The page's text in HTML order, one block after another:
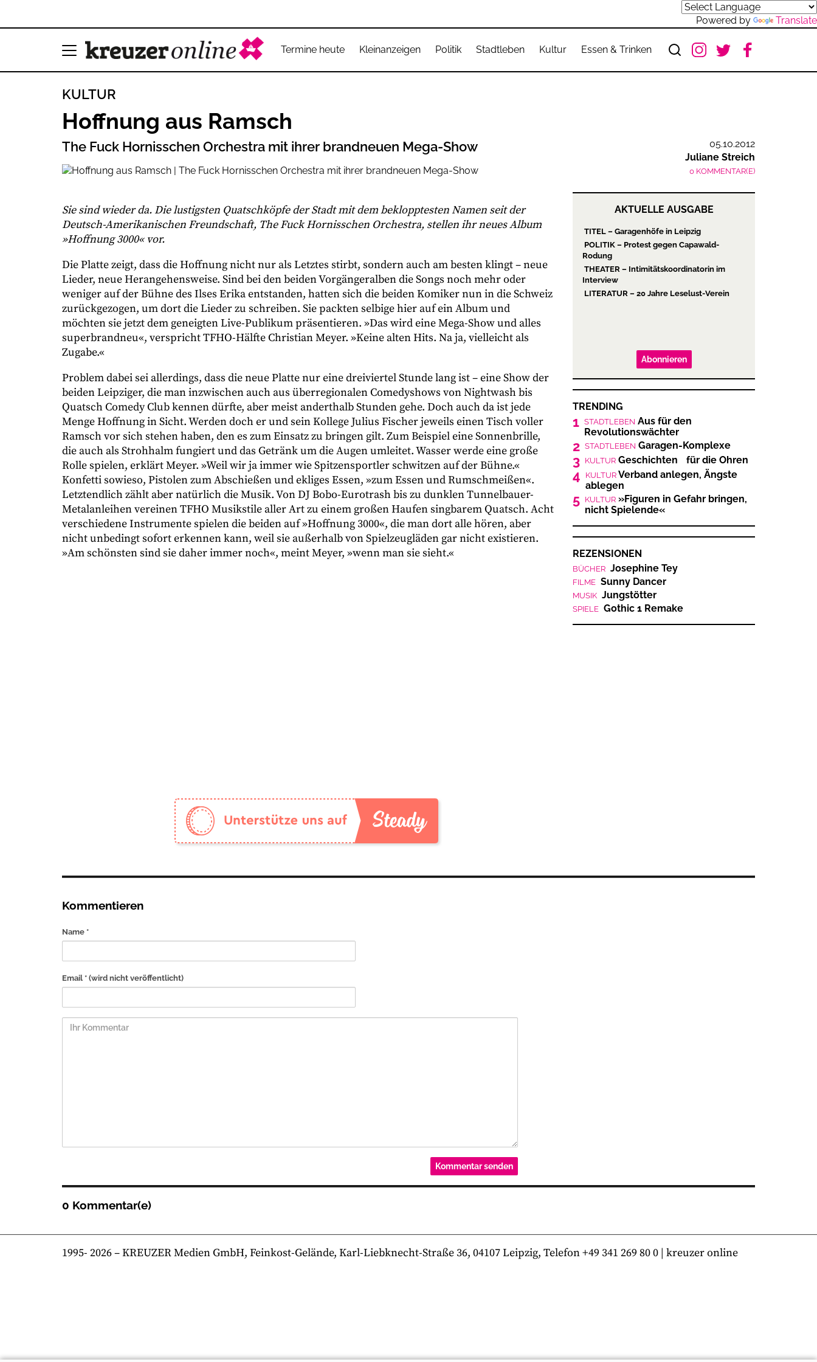
Powered by Translate
Termine heute Kleinanzeigen Politik Stadtleben Kultur Essen & Trinken
KULTUR
Hoffnung aus Ramsch
The Fuck Hornisschen Orchestra mit ihrer brandneuen Mega-Show
05.10.2012
Juliane Streich
0 KOMMENTAR(E)
Sie sind wieder da. Die lustigsten Quatschköpfe der Stadt mit dem beklopptesten Namen seit der
Deutsch-Amerikanischen Freundschaft, The Fuck Hornisschen Orchestra, stellen ihr neues Album
»Hoffnung 3000« vor.
Die Platte zeigt, dass die Hoffnung nicht nur als Letztes stirbt, sondern auch am besten klingt – neue
Lieder, neue Herangehensweise. Sind bei den beiden Vorgängeralben die Songs noch mehr oder
weniger auf der Bühne des Ilses Erika entstanden, hatten sich die beiden Komiker nun in die Schweiz
zurückgezogen, um dort die Lieder zu schreiben. Sie packten selbige hier auf ein Album und
möchten sie jetzt dem geneigten Live-Publikum präsentieren. »Das wird eine Mega-Show und alles
superbrandneu«, verspricht TFHO-Hälfte Christian Meyer. »Keine alten Hits. Na ja, vielleicht als
Zugabe.«
Problem dabei sei allerdings, dass die neue Platte nur eine dreiviertel Stunde lang ist – eine Show der
beiden Leipziger, die man inzwischen auch aus überregionalen Comedyshows von Nightwash bis
Quatsch Comedy Club kennen dürfte, aber meist anderthalb Stunden gehe. Doch auch da ist jede
Menge Hoffnung in Sicht. Werden doch er und sein Kollege Julius Fischer jeweils einen Tisch voller
Ramsch vor sich stehen haben, den es zum Einsatz zu bringen gilt. Zum Beispiel eine Sonnenbrille,
die auch als Strohhalm fungiert und das Getränk um die Augen umleitet. Wasser werde eine große
Rolle spielen, erklärt Meyer. »Weil wir ja immer wie Spitzensportler schwitzen auf der Bühne.«
Konfetti sowieso, Pistolen zum Abschießen und ekliges Essen, »zum Essen und Rumschmeißen«.
Letztendlich zählt aber natürlich die Musik. Von DJ Bobo-Eurotrash bis zu dunklen Tunnelbauer-
Metalanleihen vereinen TFHO Musikstile aller Art zu einem großen Haufen singbarem Quatsch. Acht
verschiedene Instrumente spielen die beiden auf »Hoffnung 3000«, die man dort alle hören, aber
nicht unbedingt sofort erkennen kann, weil sie außerhalb von Spielzeugläden gar nicht existieren.
»Am schönsten sind sie daher immer noch«, meint Meyer, »wenn man sie sieht.«
AKTUELLE AUSGABE
TITEL – Garagenhöfe in Leipzig
POLITIK – Protest gegen Capawald-
Rodung
THEATER – Intimitätskoordinatorin im
Interview
LITERATUR – 20 Jahre Leselust-Verein
Abonnieren
TRENDING
1 STADTLEBEN Aus für den
Revolutionswächter
2 STADTLEBEN Garagen-Komplexe
3 KULTUR Geschichten für die Ohren
4 KULTUR Verband anlegen, Ängste
ablegen
5 KULTUR »Figuren in Gefahr bringen,
nicht Spielende«
REZENSIONEN
BÜCHER Josephine Tey
FILME Sunny Dancer
MUSIK Jungstötter
SPIELE Gothic 1 Remake
Kommentieren
Name *
Email * (wird nicht veröffentlicht)
0 Kommentar(e)
1995- 2026– KREUZER Medien GmbH, Feinkost-Gelände, Karl-Liebknecht-Straße 36, 04107 Leipzig, Telefon +49 341 269 80 0 | kreuzer online